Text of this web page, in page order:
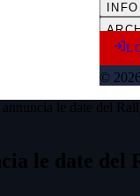
INFO
©
le date del
le date del